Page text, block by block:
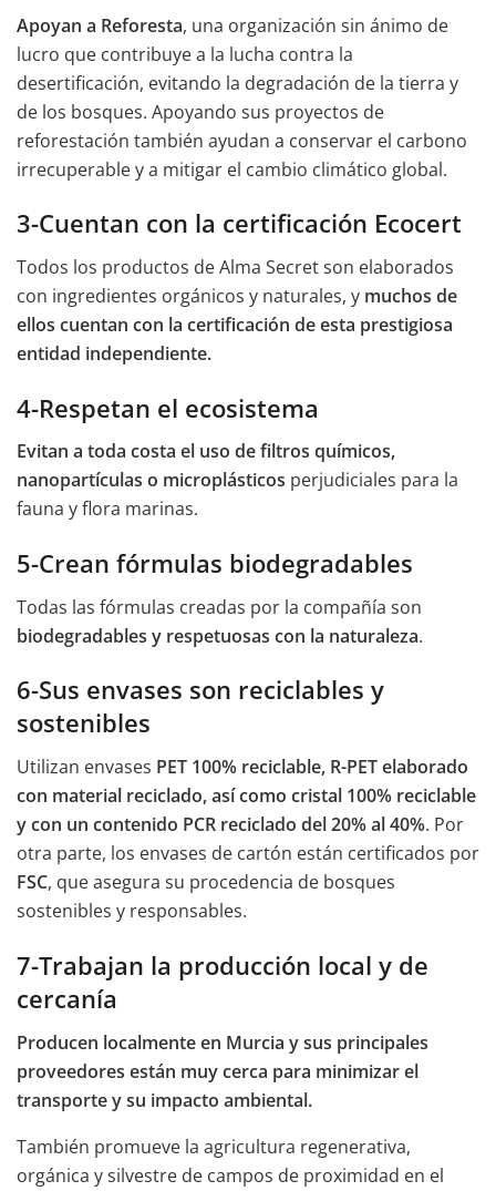
Apoyan a Reforesta, una organización sin ánimo de
lucro que contribuye a la lucha contra la
desertificación, evitando la degradación de la tierra y
de los bosques. Apoyando sus proyectos de
reforestación también ayudan a conservar el carbono
irrecuperable y a mitigar el cambio climático global.
3-Cuentan con la certificación Ecocert
Todos los productos de Alma Secret son elaborados
con ingredientes orgánicos y naturales, y muchos de
ellos cuentan con la certificación de esta prestigiosa
entidad independiente.
4-Respetan el ecosistema
Evitan a toda costa el uso de filtros químicos,
nanopartículas o microplásticos perjudiciales para la
fauna y flora marinas.
5-Crean fórmulas biodegradables
Todas las fórmulas creadas por la compañía son
biodegradables y respetuosas con la naturaleza.
6-Sus envases son reciclables y
sostenibles
Utilizan envases PET 100% reciclable, R-PET elaborado
con material reciclado, así como cristal 100% reciclable
y con un contenido PCR reciclado del 20% al 40%. Por
otra parte, los envases de cartón están certificados por
FSC, que asegura su procedencia de bosques
sostenibles y responsables.
7-Trabajan la producción local y de
cercanía
Producen localmente en Murcia y sus principales
proveedores están muy cerca para minimizar el
transporte y su impacto ambiental.
También promueve la agricultura regenerativa,
orgánica y silvestre de campos de proximidad en el